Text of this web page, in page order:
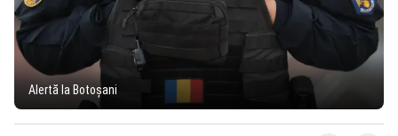
Alertă la Botoșani